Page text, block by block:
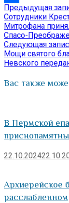
Отправить
Навигация
по
записям
Предыдущая
Сотрудники
Митрофана
Спасо-
Следующая
Мощи святого
Невского
Вас также
В Пермской
22.10.2024
Архиерейское
расслабленном